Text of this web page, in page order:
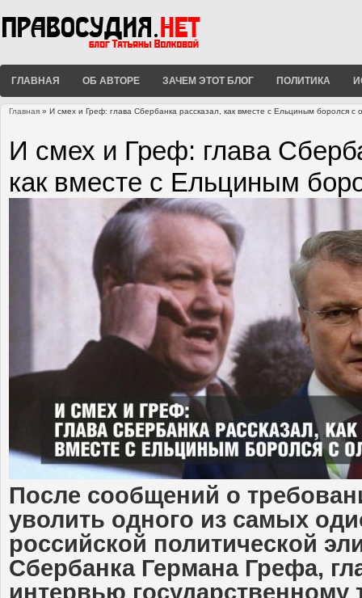
ГЛАВНАЯ ОБ АВТОРЕ ЗАЧЕМ ЭТОТ БЛОГ ПОЛИТИКА
Главная » И смех и Греф: глава Сбербанка рассказал, как вместе с Ельциным боролся с
И смех и Греф: глава
как вместе с Ельциным
После сообщений о
уволить одного из самых
российской политической
Сбербанка Германа Грефа,
интервью государственному